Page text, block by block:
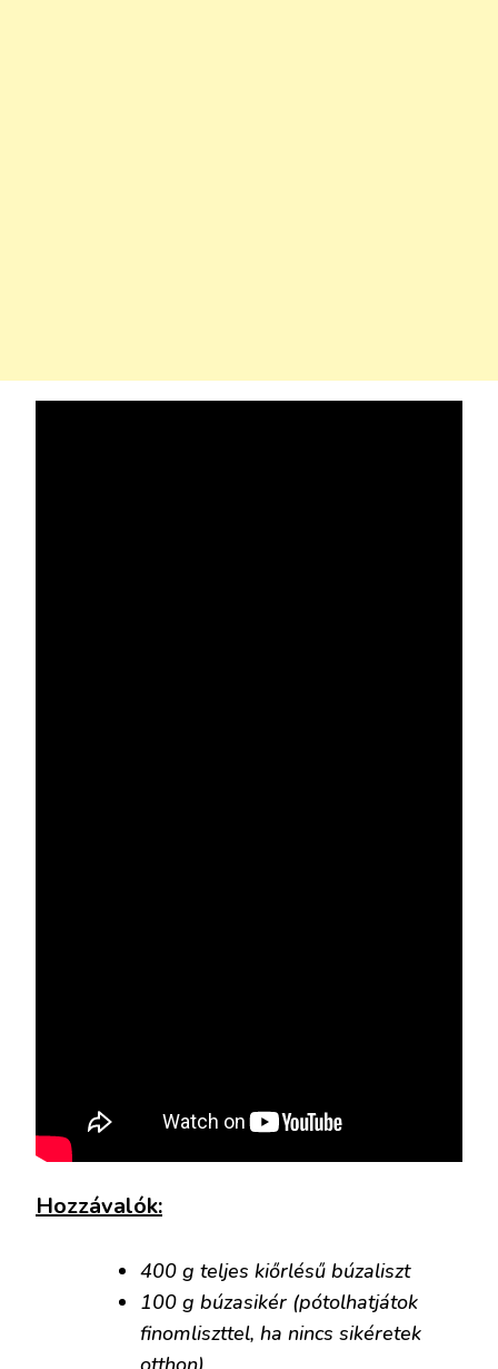
Hozzávalók:
400 g teljes kiőrlésű búzaliszt
100 g búzasikér (pótolhatjátok
finomliszttel, ha nincs sikéretek